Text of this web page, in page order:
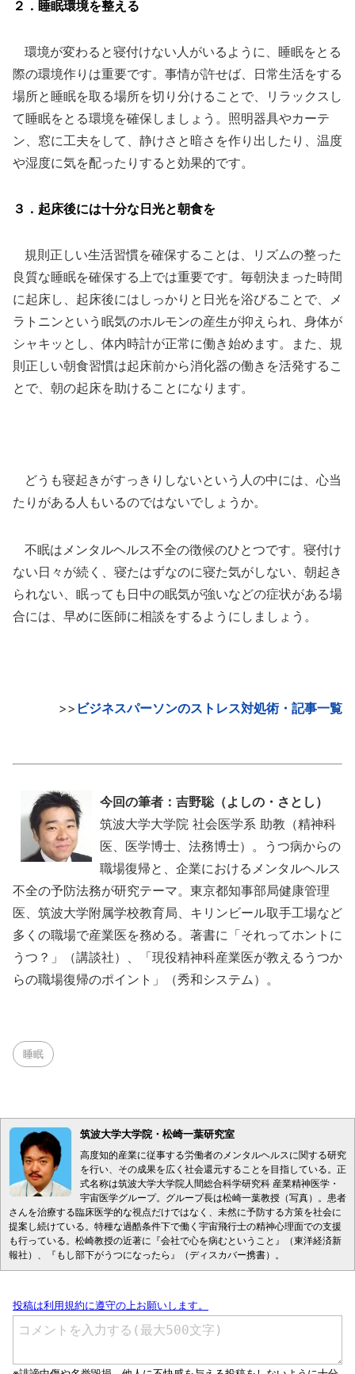
２．睡眠環境を整える
環境が変わると寝付けない人がいるように、睡眠をとる
際の環境作りは重要です。事情が許せば、日常生活をする
場所と睡眠を取る場所を切り分けることで、リラックスし
て睡眠をとる環境を確保しましょう。照明器具やカーテ
ン、窓に工夫をして、静けさと暗さを作り出したり、温度
や湿度に気を配ったりすると効果的です。
３．起床後には十分な日光と朝食を
規則正しい生活習慣を確保することは、リズムの整った
良質な睡眠を確保する上では重要です。毎朝決まった時間
に起床し、起床後にはしっかりと日光を浴びることで、メ
ラトニンという眠気のホルモンの産生が抑えられ、身体が
シャキッとし、体内時計が正常に働き始めます。また、規
則正しい朝食習慣は起床前から消化器の働きを活発するこ
とで、朝の起床を助けることになります。
どうも寝起きがすっきりしないという人の中には、心当
たりがある人もいるのではないでしょうか。
不眠はメンタルヘルス不全の徴候のひとつです。寝付け
ない日々が続く、寝たはずなのに寝た気がしない、朝起き
られない、眠っても日中の眠気が強いなどの症状がある場
合には、早めに医師に相談をするようにしましょう。
>> ビジネスパーソンのストレス対処術・記事一覧
今回の筆者：吉野聡（よしの・さとし）
筑波大学大学院 社会医学系 助教（精神科
医、医学博士、法務博士）。うつ病からの
職場復帰と、企業におけるメンタルヘルス
不全の予防法務が研究テーマ。東京都知事部局健康管理
医、筑波大学附属学校教育局、キリンビール取手工場など
多くの職場で産業医を務める。著書に「それってホントに
うつ？」（講談社）、「現役精神科産業医が教えるうつか
らの職場復帰のポイント」（秀和システム）。
睡眠
筑波大学大学院・松崎一葉研究室
高度知的産業に従事する労働者のメンタルヘルスに関する研究
を行い、その成果を広く社会還元することを目指している。正
式名称は筑波大学大学院人間総合科学研究科 産業精神医学・
宇宙医学グループ。グループ長は松崎一葉教授（写真）。患者
さんを治療する臨床医学的な視点だけではなく、未然に予防する方策を社会に
提案し続けている。特種な過酷条件下で働く宇宙飛行士の精神心理面での支援
も行っている。松崎教授の近著に『会社で心を病むということ』（東洋経済新
報社）、『もし部下がうつになったら』（ディスカバー携書）。